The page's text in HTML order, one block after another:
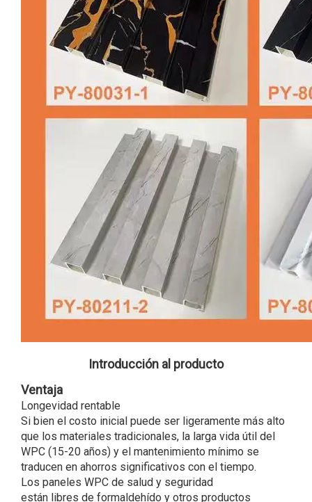
Introducción al producto
Ventaja
Longevidad rentable
Si bien el costo inicial puede ser ligeramente más alto
que los materiales tradicionales, la larga vida útil del
WPC (15-20 años) y el mantenimiento mínimo se
traducen en ahorros significativos con el tiempo.
Los paneles WPC de salud y seguridad
están libres de formaldehído y otros productos